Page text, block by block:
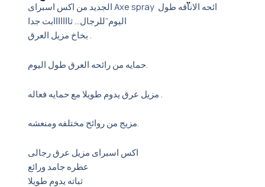
الجديد من اكس اسبراى Axe spray ائحه الاناقه طول
اليوم”للرجال… ثااااااابت جدا
بخاخ مزيل العرق .
مزيج من روائح مختلفه ومنعشه.
اكس اسبراى مزيل عرق رجالى
عطره جامد ورائع
ثباته يدوم طويلا